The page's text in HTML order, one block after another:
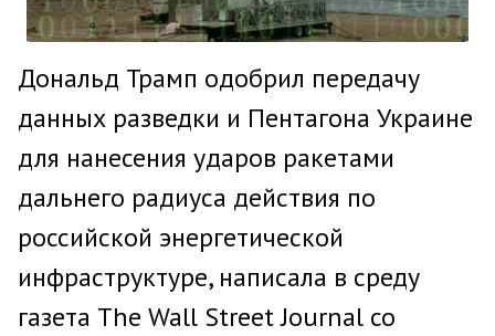
Дональд Трамп одобрил передачу
данных разведки и Пентагона Украине
для нанесения ударов ракетами
дальнего радиуса действия по
российской энергетической
инфраструктуре, написала в среду
газета The Wall Street Journal со